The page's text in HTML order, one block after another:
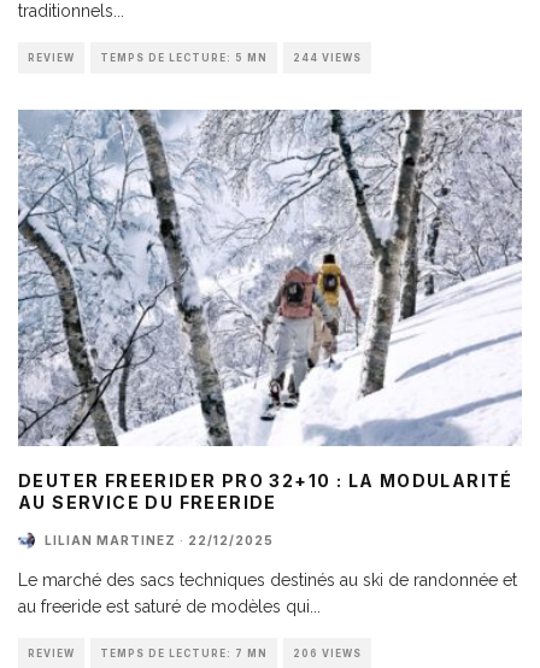
traditionnels...
REVIEW TEMPS DE LECTURE: 5 MN 244 VIEWS
DEUTER FREERIDER PRO 32+10 : LA MODULARITÉ
AU SERVICE DU FREERIDE
LILIAN MARTINEZ · 22/12/2025
Le marché des sacs techniques destinés au ski de randonnée et
au freeride est saturé de modèles qui
REVIEW TEMPS DE LECTURE: 7 MN 206 VIEWS